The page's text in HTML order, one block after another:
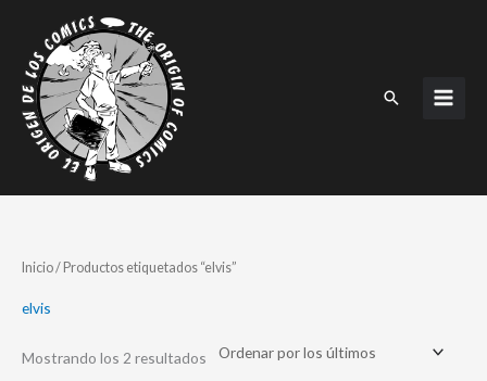
contenido
Buscar
Inicio/ Productos etiquetados “elvis”
elvis
Mostrando los 2 resultados
Ordenado
por